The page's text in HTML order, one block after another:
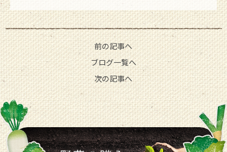
前の記事へ
ブログ一覧へ
次の記事へ